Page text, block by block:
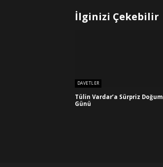
İlginizi Çekebilir
DAVETLER
Tülin Vardar’a Sürpriz Doğum
Günü